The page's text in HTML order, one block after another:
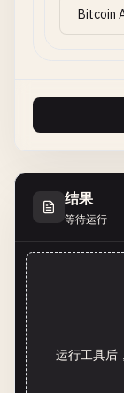
结果
等待运行
运行工具后